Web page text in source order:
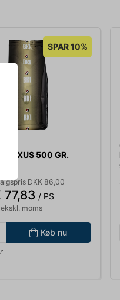
SPAR 10%
LUXUS 500 GR.
DKK 86,00
77,83 / PS
moms
Køb nu